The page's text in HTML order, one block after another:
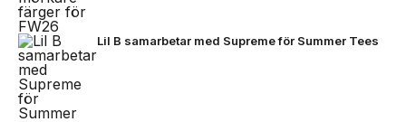
Lil B samarbetar med Supreme för Summer Tees